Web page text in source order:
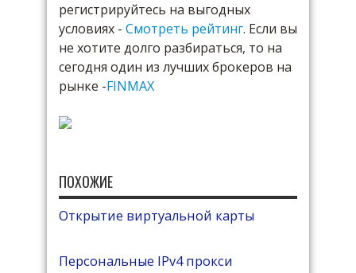
регистрируйтесь на выгодных
условиях - Смотреть рейтинг. Если вы
не хотите долго разбираться, то на
сегодня один из лучших брокеров на
рынке -FINMAX
ПОХОЖИЕ
Открытие виртуальной карты
Персональные IPv4 прокси